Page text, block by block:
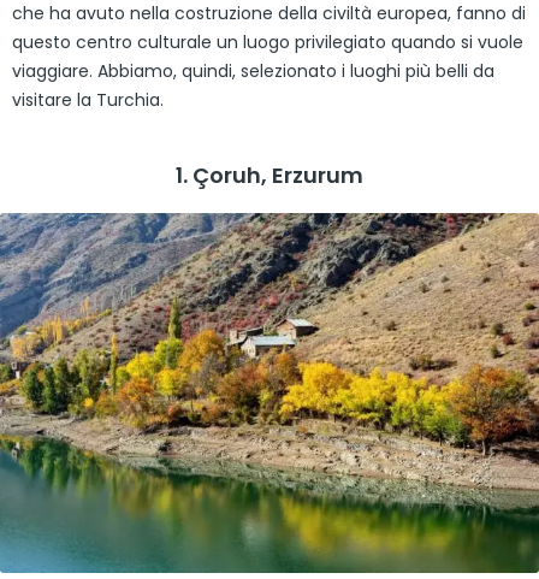
che ha avuto nella costruzione della civiltà europea, fanno di
questo centro culturale un luogo privilegiato quando si vuole
viaggiare. Abbiamo, quindi, selezionato i luoghi più belli da
visitare la Turchia.
1. Çoruh, Erzurum